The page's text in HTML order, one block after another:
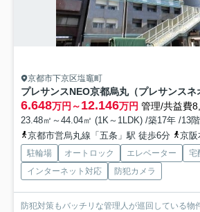
京都市下京区塩竈町
6.648万円～12.146万円 管理/共益費
23.48㎡～44.04㎡ (1K～1LDK) /築17年 /13
京都市営烏丸線「五条」駅 徒歩6分
京阪
駐輪場 オートロック エレベーター
宅
インターネット対応
防犯カメラ
防犯対策もバッチリな管理人が巡回している物